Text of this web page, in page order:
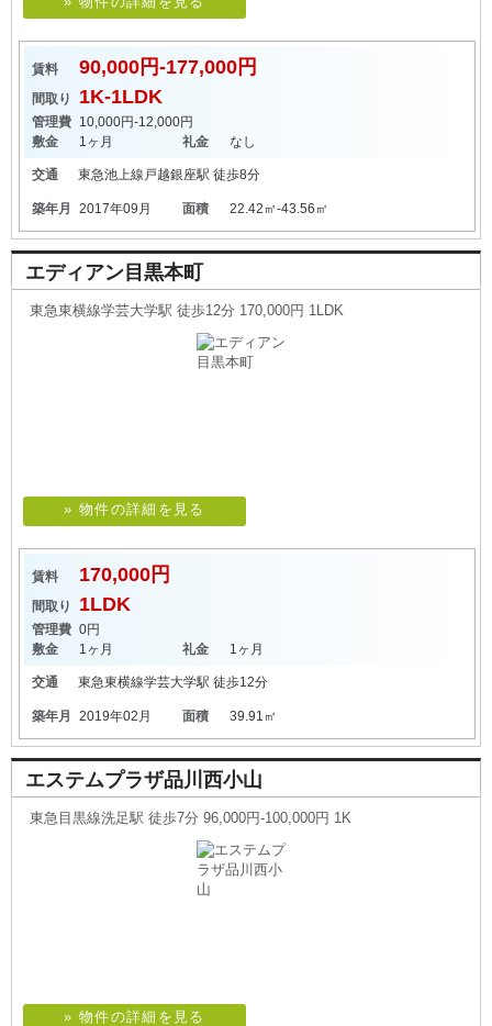
賃料 90,000円-177,000円
間取り 1K-1LDK
管理費 10,000円-12,000円
敷金
1ヶ月 礼金 なし
交通 東急池上線 戸越銀座駅 徒歩8分
築年月 2017年09月 面積 22.42㎡-43.56㎡
エディアン目黒本町
東急東横線学芸大学駅 徒歩12分 170,000円 1LDK
» 物件の詳細を見る
賃料 170,000円
間取り 1LDK
管理費 0円
敷金
1ヶ月 礼金 1ヶ月
交通 東急東横線学芸大学駅 徒歩12分
築年月 2019年02月 面積 39.91㎡
エステムプラザ品川西小山
東急目黒線洗足駅 徒歩7分 96,000円-100,000円 1K
» 物件の詳細を見る